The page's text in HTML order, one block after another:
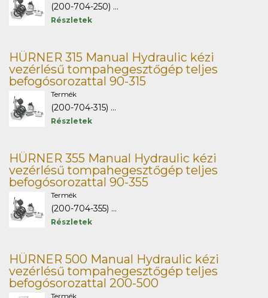
(200-704-250) ...
Részletek
HÜRNER 315 Manual Hydraulic kézi
vezérlésű tompahegesztőgép teljes
befogósorozattal 90-315
Termék
(200-704-315) ...
Részletek
HÜRNER 355 Manual Hydraulic kézi
vezérlésű tompahegesztőgép teljes
befogósorozattal 90-355
Termék
(200-704-355) ...
Részletek
HÜRNER 500 Manual Hydraulic kézi
vezérlésű tompahegesztőgép teljes
befogósorozattal 200-500
Termék